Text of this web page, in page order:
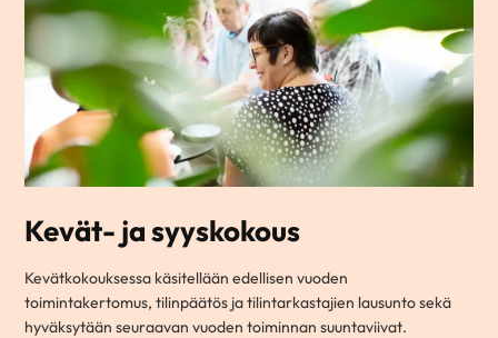
Kevät- ja syyskokous
Kevätkokouksessa käsitellään edellisen vuoden
toimintakertomus, tilinpäätös ja tilintarkastajien lausunto sekä
hyväksytään seuraavan vuoden toiminnan suuntaviivat.